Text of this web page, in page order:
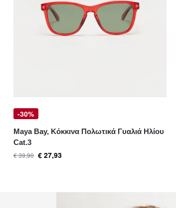
-30%
Maya Bay, Κόκκινα Πολωτικά Γυαλιά Ηλίου
Cat.3
€39,90 €27,93